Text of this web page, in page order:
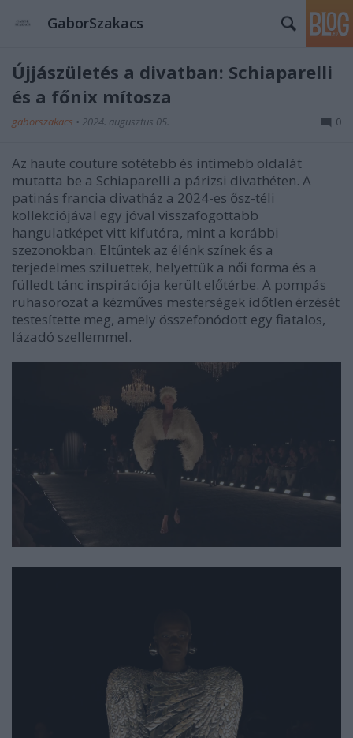
GaborSzakacs
Újjászületés a divatban: Schiaparelli
és a főnix mítosza
gaborszakacs • 2024. augusztus 05. 0
Az haute couture sötétebb és intimebb oldalát
mutatta be a Schiaparelli a párizsi divathéten. A
patinás francia divatház a 2024-es ősz-téli
kollekciójával egy jóval visszafogottabb
hangulatképet vitt kifutóra, mint a korábbi
szezonokban. Eltűntek az élénk színek és a
terjedelmes sziluettek, helyettük a női forma és a
fülledt tánc inspirációja került előtérbe. A pompás
ruhasorozat a kézműves mesterségek időtlen érzését
testesítette meg, amely összefonódott egy fiatalos,
lázadó szellemmel.